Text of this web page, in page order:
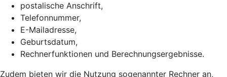
postalische Anschrift,
Telefonnummer,
E-Mailadresse,
Geburtsdatum,
Rechnerfunktionen und Berechnungsergebnisse.
Zudem bieten wir die Nutzung sogenannter Rechner an,